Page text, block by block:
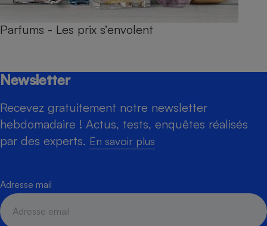
Parfums - Les prix s’envolent
Newsletter
Recevez gratuitement notre newsletter
hebdomadaire ! Actus, tests, enquêtes réalisés
par des experts. En savoir plus
Adresse mail